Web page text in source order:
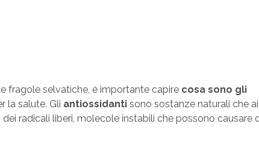
fragole selvatiche, è importante capire cosa sono gli
la salute. Gli antiossidanti sono sostanze naturali che
radicali liberi, molecole instabili che possono causare